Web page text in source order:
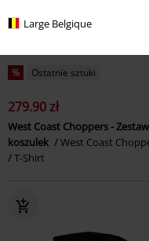
Large Belgique
% Ostatnie sztuki
279.90 zł
West Coast Choppers - Zestaw
koszulek
West Coast
T-Shirt